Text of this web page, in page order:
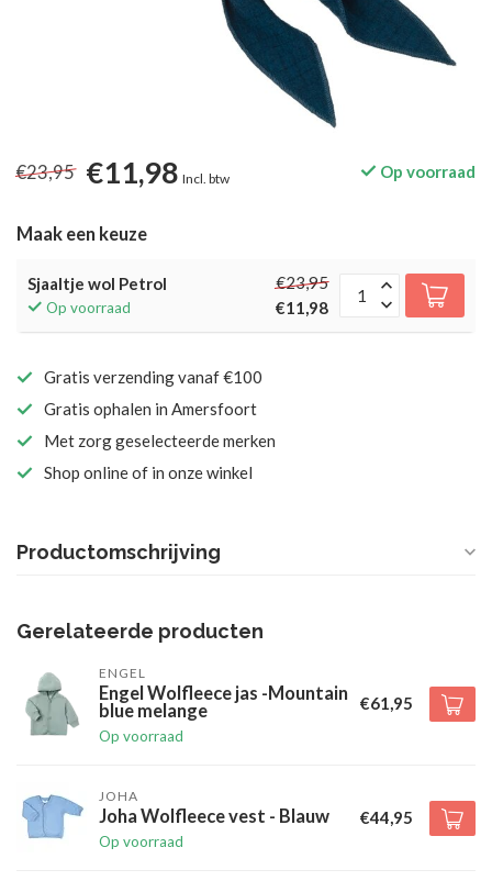
€23,95 €11,98 Incl. btw Op voorraad
Maak een keuze
Sjaaltje wol Petrol
Op voorraad
€23,95
€11,98
Gratis verzending vanaf €100
Gratis ophalen in Amersfoort
Met zorg geselecteerde merken
Shop online of in onze winkel
Productomschrijving
Gerelateerde producten
ENGEL
Engel Wolfleece jas -Mountain
blue melange
Op voorraad
€61,95
JOHA
Joha Wolfleece vest - Blauw
Op voorraad
€44,95